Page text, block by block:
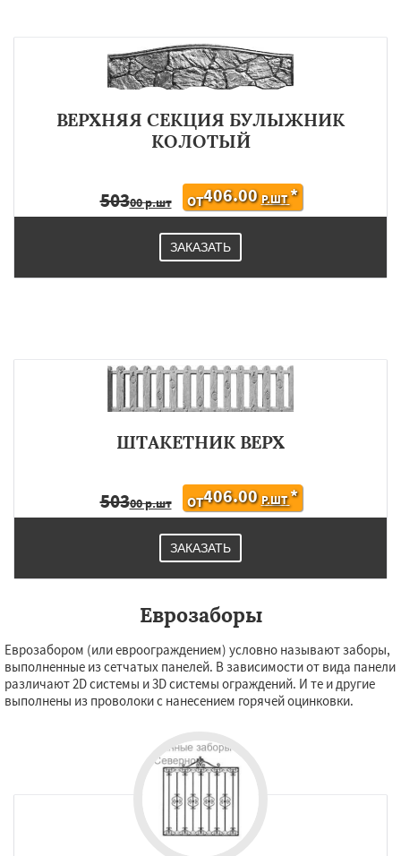
ВЕРХНЯЯ СЕКЦИЯ БУЛЫЖНИК
КОЛОТЫЙ
50300 р.шт ОТ406.00 Р.ШТ*
ЗАКАЗАТЬ
ШТАКЕТНИК ВЕРХ
50300 р.шт ОТ406.00 Р.ШТ*
ЗАКАЗАТЬ
Еврозаборы
Еврозабором (или евроограждением) условно называют заборы,
выполненные из сетчатых панелей. В зависимости от вида панели
различают 2D системы и 3D системы ограждений. И те и другие
выполнены из проволоки с нанесением горячей оцинковки.